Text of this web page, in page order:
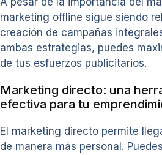
marketing offline sigue siendo
creación de campañas
ambas estrategias, puedes
de tus esfuerzos publicitarios.
Marketing directo: una
efectiva para tu
El marketing directo permite
de manera más personal.